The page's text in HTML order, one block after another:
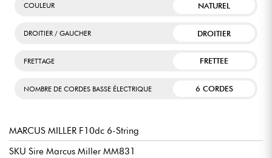
COULEUR NATUREL
DROITIER / GAUCHER DROITIER
FRETTAGE FRETTEE
NOMBRE DE CORDES BASSE ÉLECTRIQUE 6 CORDES
MARCUS MILLER F10dc 6-String
SKU Sire Marcus Miller MM831